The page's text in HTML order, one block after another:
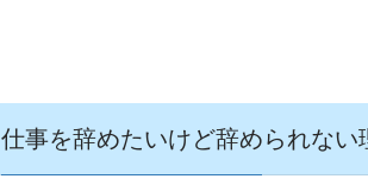
仕事を辞めたいけど辞められない